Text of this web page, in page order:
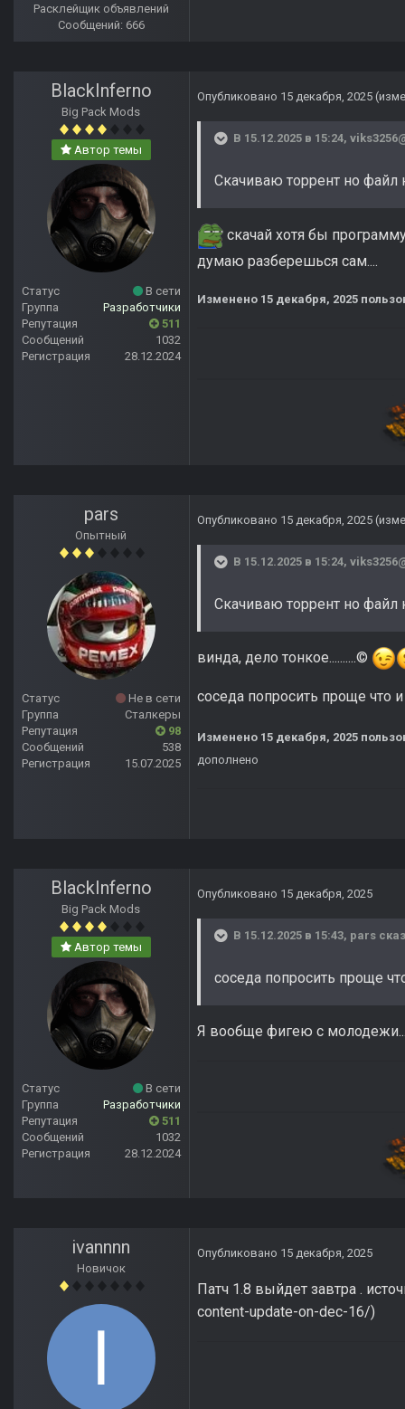
Расклейщик объявлений
Сообщений: 666
BlackInferno
Big Pack Mods
Автор темы
Статус
В сети
Группа
Разработчики
Репутация
511
Сообщений
1032
Регистрация
28.12.2024
Опубликовано 15 декабря, 2025
В 15.12.2025 в 15:24,
Скачиваю торрент но файл
скачай хотя бы
думаю разберешься сам....
Изменено 15 декабря, 2025
pars
Опытный
Статус
Не в сети
Группа
Сталкеры
Репутация
98
Сообщений
538
Регистрация
15.07.2025
Опубликовано 15 декабря, 2025
В 15.12.2025 в 15:24,
Скачиваю торрент но файл
винда, дело тонкое..........©
соседа попросить проще что и
Изменено 15 декабря, 2025
дополнено
BlackInferno
Big Pack Mods
Автор темы
Статус
В сети
Группа
Разработчики
Репутация
511
Сообщений
1032
Регистрация
28.12.2024
Опубликовано 15 декабря, 2025
В 15.12.2025 в 15:43, pars
соседа попросить проще
Я вообще фигею с
ivannnn
Новичок
Опубликовано 15 декабря, 2025
Патч 1.8 выйдет завтра .
content-update-on-dec-16/)